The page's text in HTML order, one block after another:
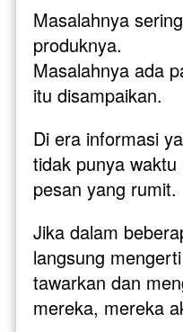
Masalahnya
produknya.
Masalahnya ada
itu disampaikan.
Di era informasi
tidak punya
pesan yang rumit.
Jika dalam
langsung
tawarkan dan
mereka, mereka